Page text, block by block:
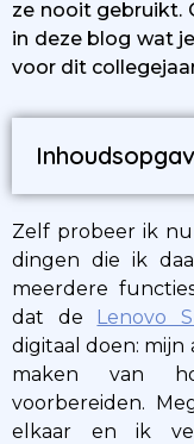
ze nooit gebruikt.
in deze blog wat
voor dit
Zelf probeer ik
dingen die ik
meerdere
dat de Lenovo
digitaal doen:
maken van
voorbereiden.
elkaar en ik